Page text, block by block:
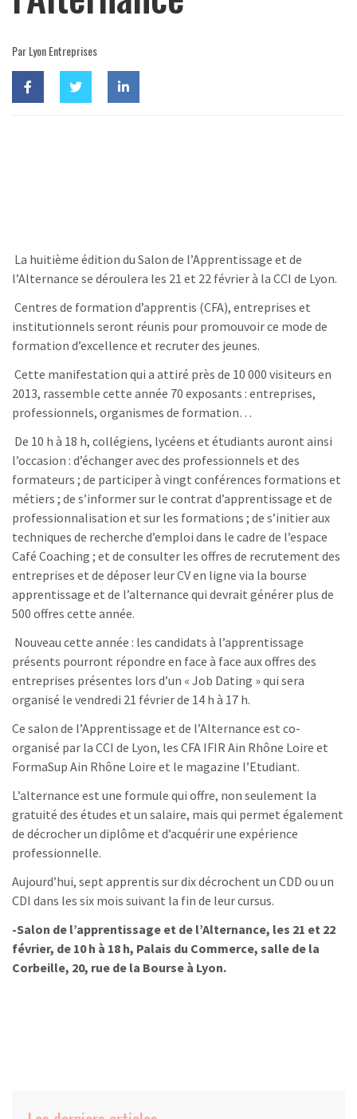
Par Lyon Entreprises
La huitième édition du Salon de l’Apprentissage et de
l’Alternance se déroulera les 21 et 22 février à la CCI de Lyon.
Centres de formation d’apprentis (CFA), entreprises et
institutionnels seront réunis pour promouvoir ce mode de
formation d’excellence et recruter des jeunes.
Cette manifestation qui a attiré près de 10 000 visiteurs en
2013, rassemble cette année 70 exposants : entreprises,
professionnels, organismes de formation…
De 10 h à 18 h, collégiens, lycéens et étudiants auront ainsi
l’occasion : d’échanger avec des professionnels et des
formateurs ; de participer à vingt conférences formations et
métiers ; de s’informer sur le contrat d’apprentissage et de
professionnalisation et sur les formations ; de s’initier aux
techniques de recherche d’emploi dans le cadre de l’espace
Café Coaching ; et de consulter les offres de recrutement des
entreprises et de déposer leur CV en ligne via la bourse
apprentissage et de l’alternance qui devrait générer plus de
500 offres cette année.
Nouveau cette année : les candidats à l’apprentissage
présents pourront répondre en face à face aux offres des
entreprises présentes lors d’un « Job Dating » qui sera
organisé le vendredi 21 février de 14 h à 17 h.
Ce salon de l’Apprentissage et de l’Alternance est co-
organisé par la CCI de Lyon, les CFA IFIR Ain Rhône Loire et
FormaSup Ain Rhône Loire et le magazine l’Etudiant.
L’alternance est une formule qui offre, non seulement la
gratuité des études et un salaire, mais qui permet également
de décrocher un diplôme et d’acquérir une expérience
professionnelle.
Aujourd’hui, sept apprentis sur dix décrochent un CDD ou un
CDI dans les six mois suivant la fin de leur cursus.
-Salon de l’apprentissage et de l’Alternance, les 21 et 22
février, de 10 h à 18 h, Palais du Commerce, salle de la
Corbeille, 20, rue de la Bourse à Lyon.